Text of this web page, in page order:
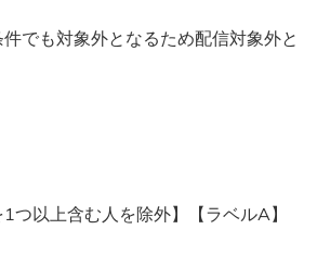
でも対象外となるため配信対象外と
1つ以上含む人を除外】【ラベルA】